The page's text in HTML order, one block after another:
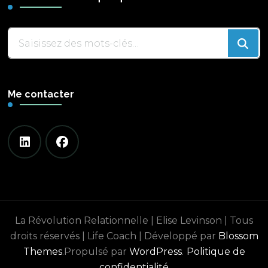
?
Me contacter
La Révolution Relationnelle | Elise Levinson | Tous
droits réservés |
Life Coach | Développé par Blossom
Themes.Propulsé par WordPress. Politique de